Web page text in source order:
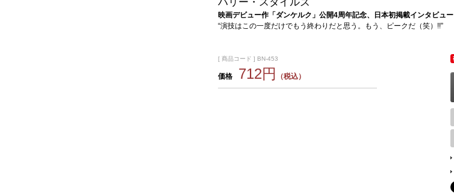
映画デビュー作「ダンケルク」公開4周年記念、日本初掲載インタビュー
“演技はこの一度だけでもう終わりだと思う。もう、ピークだ（笑）!!”
[ 商品コード ] BN-453
価格 712円 （税込）